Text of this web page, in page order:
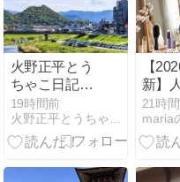
火野正平とう
ちゃこ日記
（402）2011
年秋の旅 福岡
県 飯塚市 BS
19時間前
【
新】
器お
ンキ
ケア♡
21時